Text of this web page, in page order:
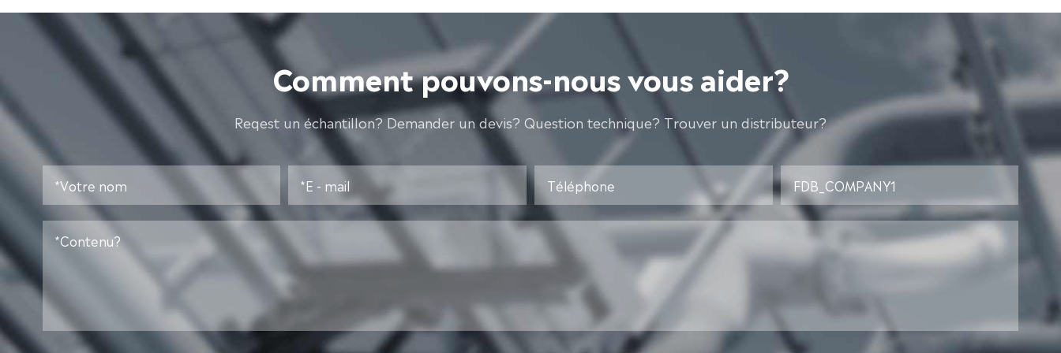
Comment pouvons-nous vous aider?
Reqest un échantillon? Demander un devis? Question technique? Trouver un distributeur?